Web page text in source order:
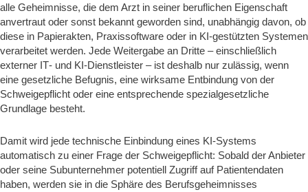
alle Geheimnisse, die dem Arzt in seiner beruflichen Eigenschaft
anvertraut oder sonst bekannt geworden sind, unabhängig davon, ob
diese in Papierakten, Praxissoftware oder in KI‑gestützten Systemen
verarbeitet werden. Jede Weitergabe an Dritte – einschließlich
externer IT‑ und KI‑Dienstleister – ist deshalb nur zulässig, wenn
eine gesetzliche Befugnis, eine wirksame Entbindung von der
Schweigepflicht oder eine entsprechende spezialgesetzliche
Grundlage besteht.
Damit wird jede technische Einbindung eines KI‑Systems
automatisch zu einer Frage der Schweigepflicht: Sobald der Anbieter
oder seine Subunternehmer potentiell Zugriff auf Patientendaten
haben, werden sie in die Sphäre des Berufsgeheimnisses